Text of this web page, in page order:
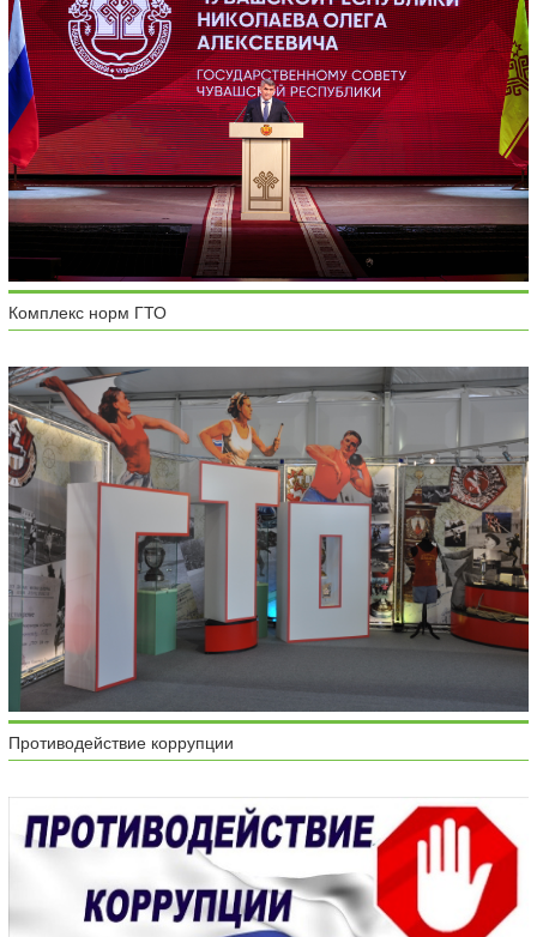
Комплекс норм ГТО
Противодействие коррупции